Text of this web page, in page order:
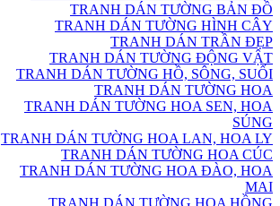
TRANH DÁN TƯỜNG BẢN ĐỒ
TRANH DÁN TƯỜNG HÌNH CÂY
TRANH DÁN TRẦN ĐẸP
TRANH DÁN TƯỜNG ĐỘNG VẬT
TRANH DÁN TƯỜNG HỒ, SÔNG, SUỐI
TRANH DÁN TƯỜNG HOA
TRANH DÁN TƯỜNG HOA SEN, HOA
SÚNG
TRANH DÁN TƯỜNG HOA LAN, HOA LY
TRANH DÁN TƯỜNG HOA CÚC
TRANH DÁN TƯỜNG HOA ĐÀO, HOA
MAI
TRANH DÁN TƯỜNG HOA HỒNG